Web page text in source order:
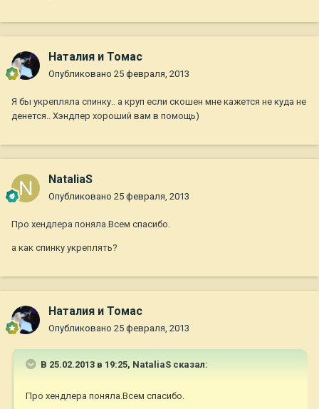
Наталия и Томас
Опубликовано 25 февраля, 2013
Я бы укрепляла спинку.. а круп если скошен мне кажется не куда не
денется.. Хэндлер хороший вам в помощь)
NataliaS
Опубликовано 25 февраля, 2013
Про хендлера поняла.Всем спасибо.
а как спинку укреплять?
Наталия и Томас
Опубликовано 25 февраля, 2013
В 25.02.2013 в 19:25, NataliaS сказал:
Про хендлера поняла.Всем спасибо.